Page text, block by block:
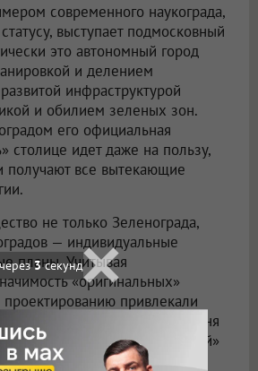
современного наукограда,
выступает подмосковный
это автономный город
и делением
инфраструктурой
и обилием зеленых зон.
его официальная
столице идет даже на пользу,
получают все вытекающие
не только Зеленограда,
— индивидуальные
планы. Учитывая
«оригинальных»
проектированию привлекали
архитекторов. Поэтому сегодня
«урбанистической элитой»
роста».
2секунд